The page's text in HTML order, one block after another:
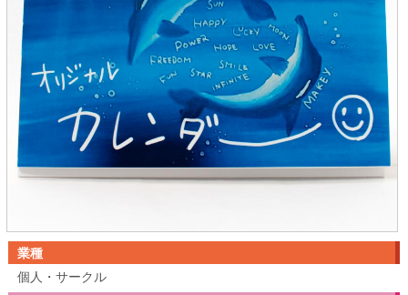
業種
個人・サークル